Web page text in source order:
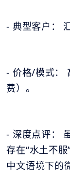
- 典型客户：
- 价格/模式：
费）。
- 深度点评：
存在“水土不
中文语境下的